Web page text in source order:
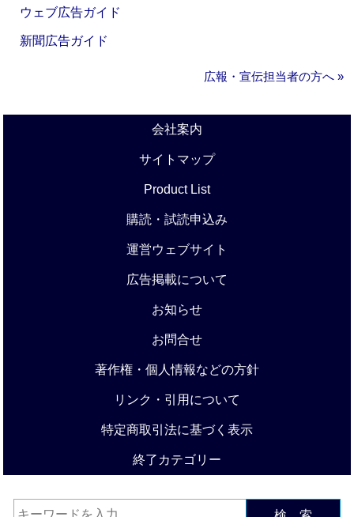
ウェブ広告ガイド
新聞広告ガイド
広報・宣伝担当者の方へ »
会社案内
サイトマップ
Product List
購読・試読申込み
運営ウェブサイト
広告掲載について
お知らせ
お問合せ
著作権・個人情報などの方針
リンク・引用について
特定商取引法に基づく表示
終了カテゴリー